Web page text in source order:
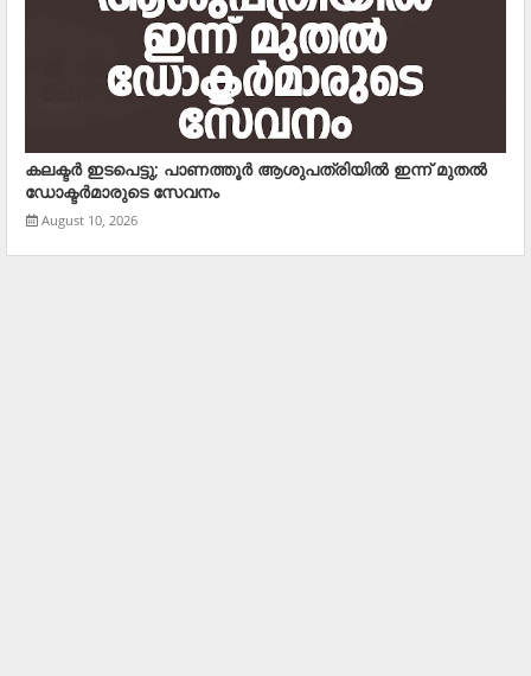
കലക്ടര്‍ ഇടപെട്ടു; പാണത്തൂര്‍ ആശുപത്രിയില്‍ ഇന്ന് മുതല്‍
ഡോക്ടര്‍മാരുടെ സേവനം
August 10, 2026